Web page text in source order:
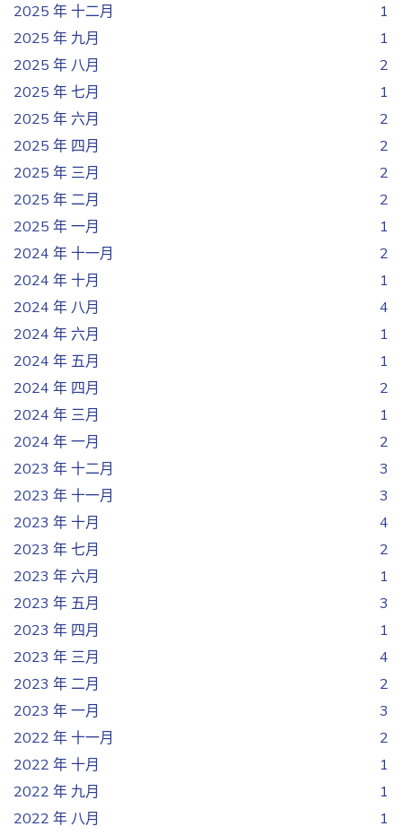
2025 年 十二月
1
2025 年 九月
1
2025 年 八月
2
2025 年 七月
1
2025 年 六月
2
2025 年 四月
2
2025 年 三月
2
2025 年 二月
2
2025 年 一月
1
2024 年 十一月
2
2024 年 十月
1
2024 年 八月
4
2024 年 六月
1
2024 年 五月
1
2024 年 四月
2
2024 年 三月
1
2024 年 一月
2
2023 年 十二月
3
2023 年 十一月
3
2023 年 十月
4
2023 年 七月
2
2023 年 六月
1
2023 年 五月
3
2023 年 四月
1
2023 年 三月
4
2023 年 二月
2
2023 年 一月
3
2022 年 十一月
2
2022 年 十月
1
2022 年 九月
1
2022 年 八月
1